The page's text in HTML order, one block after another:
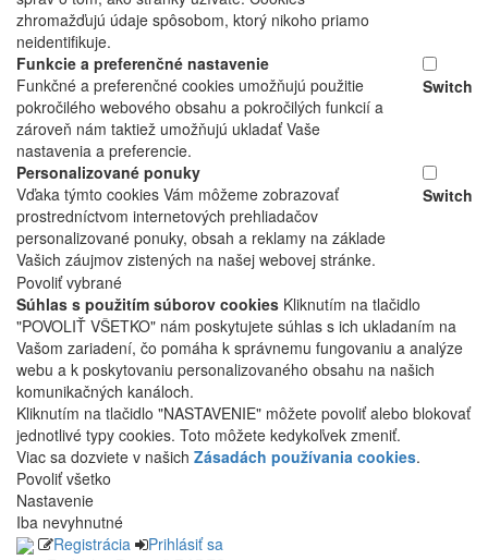
zhromažďujú údaje spôsobom, ktorý nikoho priamo
neidentifikuje.
Funkcie a preferenčné nastavenie
Funkčné a preferenčné cookies umožňujú použitie
pokročilého webového obsahu a pokročilých funkcií a
zároveň nám taktiež umožňujú ukladať Vaše
nastavenia a preferencie.
Switch
Personalizované ponuky
Vďaka týmto cookies Vám môžeme zobrazovať
prostredníctvom internetových prehliadačov
personalizované ponuky, obsah a reklamy na základe
Vašich záujmov zistených na našej webovej stránke.
Switch
Povoliť vybrané
Súhlas s použitím súborov cookies Kliknutím na tlačidlo
"POVOLIŤ VŠETKO" nám poskytujete súhlas s ich ukladaním na
Vašom zariadení, čo pomáha k správnemu fungovaniu a analýze
webu a k poskytovaniu personalizovaného obsahu na našich
komunikačných kanáloch.
Kliknutím na tlačidlo "NASTAVENIE" môžete povoliť alebo blokovať
jednotlivé typy cookies. Toto môžete kedykoľvek zmeniť.
Viac sa dozviete v našich Zásadách používania cookies.
Povoliť všetko
Nastavenie
Iba nevyhnutné
Registrácia
Prihlásiť sa